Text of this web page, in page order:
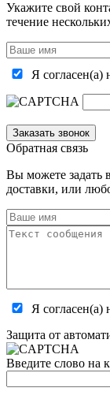
Укажите свой
течение
Я согласен(а)
Обратная связь
Вы можете задать
доставки, или
Я согласен(а)
Защита от
Введите слово на